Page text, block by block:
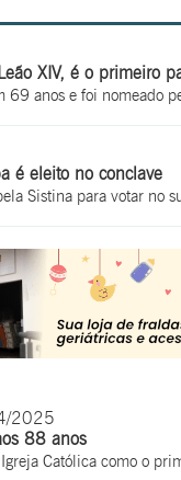
XIV, é o primeiro
69 anos e foi nomeado
é eleito no conclave
Sistina para votar no
2025
88 anos
Católica como o